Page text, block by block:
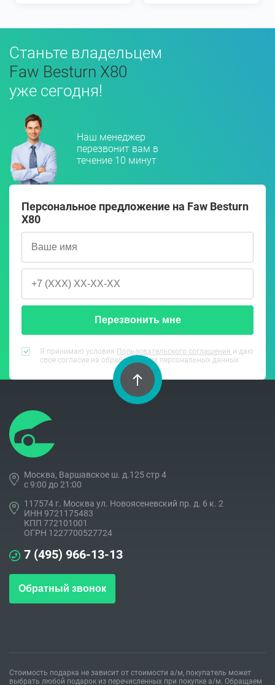
Станьте владельцем
Faw Besturn X80
уже сегодня!
Наш менеджер
перезвонит вам в
течение 10 минут
Персональное предложение на Faw Besturn
X80
Перезвонить мне
Я принимаю условия Пользовательского соглашения и даю
свое согласие на обработку моих персональных данных
Москва, Варшавское ш. д.125 стр 4
c 9:00 до 21:00
117574 г. Москва ул. Новоясеневский пр. д. 6 к. 2
ИНН 9721175483
КПП 772101001
ОГРН 1227700527724
7 (495) 966-13-13
Обратный звонок
Стоимость подарка не зависит от стоимости а/м, покупатель может
выбрать любой подарок из перечисленных при покупке а/м. Обращаем